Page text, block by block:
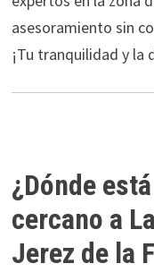
asesoramiento sin
¡Tu tranquilidad y
¿Dónde
cercano a
Jerez de la